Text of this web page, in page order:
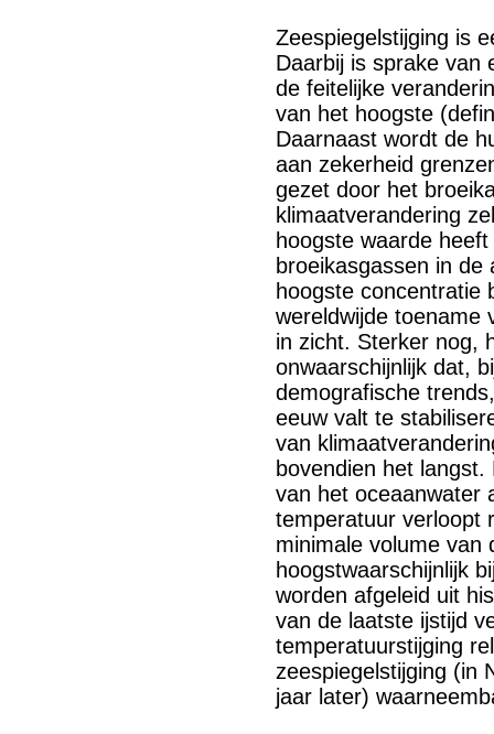
Zeespiegelstijging is
Daarbij is sprake van
de feitelijke
van het hoogste
Daarnaast wordt de
aan zekerheid
gezet door het
klimaatverandering
hoogste waarde
broeikasgassen in
hoogste concentratie
wereldwijde toename
in zicht. Sterker nog,
onwaarschijnlijk dat,
demografische
eeuw valt te
van
bovendien het
van het oceaanwater
temperatuur verloopt
minimale volume van
hoogstwaarschijnlijk
worden afgeleid uit
van de laatste ijstijd
temperatuurstijging
zeespiegelstijging (in
jaar later)